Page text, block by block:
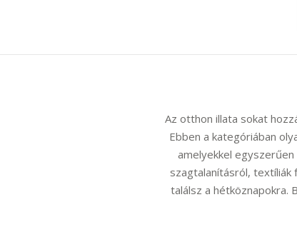
Az otthon illata sokat
Ebben a kategóriában
amelyekkel
szagtalanításról, textíliák
találsz a hétköznapokra.